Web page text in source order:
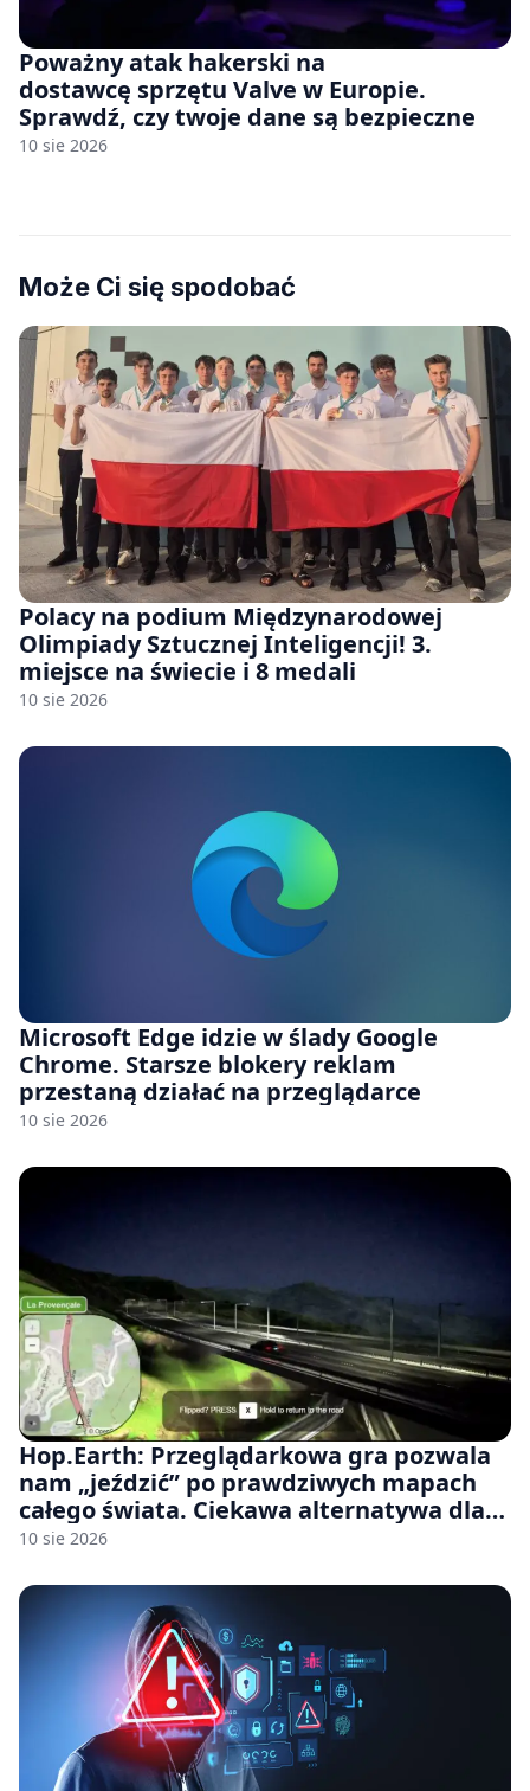
Poważny atak hakerski na
dostawcę sprzętu Valve w Europie.
Sprawdź, czy twoje dane są bezpieczne
10 sie 2026
Może Ci się spodobać
Polacy na podium Międzynarodowej
Olimpiady Sztucznej Inteligencji! 3.
miejsce na świecie i 8 medali
10 sie 2026
Microsoft Edge idzie w ślady Google
Chrome. Starsze blokery reklam
przestaną działać na przeglądarce
10 sie 2026
Hop.Earth: Przeglądarkowa gra pozwala
nam „jeździć” po prawdziwych mapach
całego świata. Ciekawa alternatywa dla
Google Street View
10 sie 2026